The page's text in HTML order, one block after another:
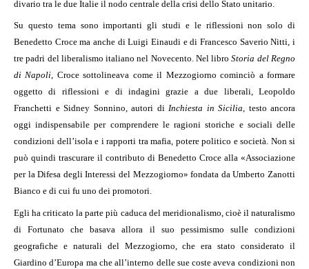
divario tra le due Italie il nodo centrale della crisi dello Stato unitario.
Su questo tema sono importanti gli studi e le riflessioni non solo di
Benedetto Croce ma anche di Luigi Einaudi e di Francesco Saverio Nitti, i
tre padri del liberalismo italiano nel Novecento. Nel libroStoria del Regno
di Napoli, Croce sottolineava come il Mezzogiorno cominciò a formare
oggetto di riflessioni e di indagini grazie a due liberali, Leopoldo
Franchetti e Sidney Sonnino, autori di Inchiesta in Sicilia, testo ancora
oggi indispensabile per comprendere le ragioni storiche e sociali delle
condizioni dell’isola e i rapporti tra mafia, potere politico e società. Non si
può quindi trascurare il contributo di Benedetto Croce alla «Associazione
per la Difesa degli Interessi del Mezzogiorno» fondata da Umberto Zanotti
Bianco e di cui fu uno dei promotori.
Egli ha criticato la parte più caduca del meridionalismo, cioè il naturalismo
di Fortunato che basava allora il suo pessimismo sulle condizioni
geografiche e naturali del Mezzogiorno, che era stato considerato il
Giardino d’Europa ma che all’interno delle sue coste aveva condizioni non